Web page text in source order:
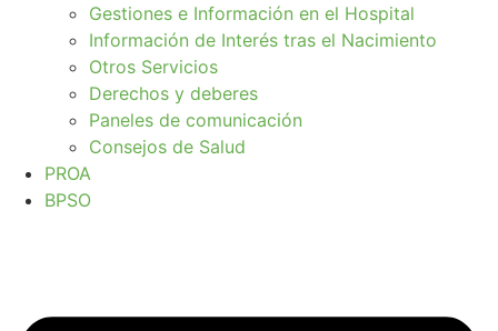
Gestiones e Información en el Hospital
Información de Interés tras el Nacimiento
Otros Servicios
Derechos y deberes
Paneles de comunicación
Consejos de Salud
PROA
BPSO